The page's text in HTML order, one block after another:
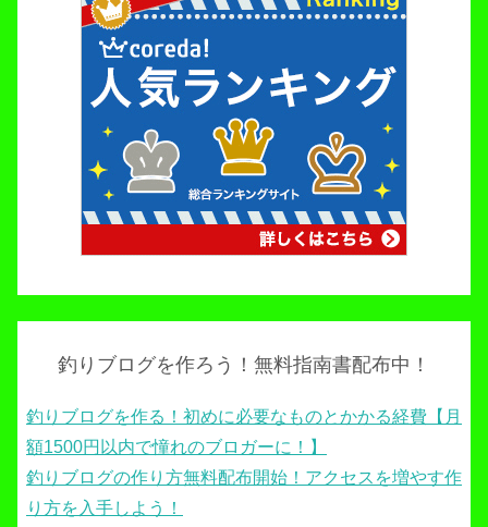
釣りブログを作ろう！無料指南書配布中！
釣りブログを作る！初めに必要なものとかかる経費【月
額1500円以内で憧れのブロガーに！】
釣りブログの作り方無料配布開始！アクセスを増やす作
り方を入手しよう！